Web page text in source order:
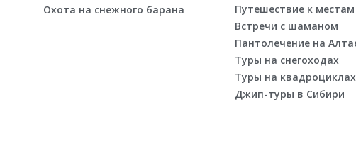
Охота на снежного барана
Путешествие к
Встречи с шаманом
Пантолечение на
Туры на снегоходах
Туры на квадроциклах
Джип-туры в Сибири